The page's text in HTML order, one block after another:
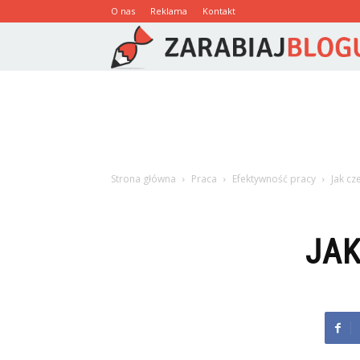
O nas Reklama Kontakt
Strona główna Praca Efektywność pracy Jak